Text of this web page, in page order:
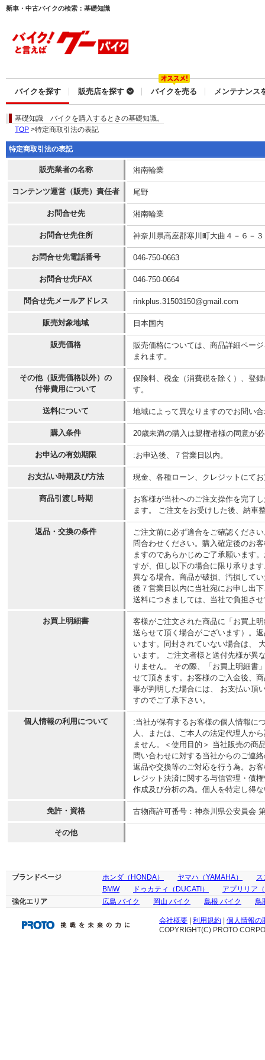
新車・中古バイクの検索：基礎知識
バイクを探す 販売店を探す バイクを売る メンテナンス
基礎知識 バイクを購入するときの基礎知識。
TOP >特定商取引法の表記
特定商取引法の表記
販売業者の名称 湘南輪業
コンテンツ運営（販売）責任者 尾野
お問合せ先 湘南輪業
お問合せ先住所 神奈川県高座郡寒川町大曲４－６－３
お問合せ先電話番号 046-750-0663
お問合せ先FAX 046-750-0664
問合せ先メールアドレス rinkplus.31503150@gmail.com
販売対象地域 日本国内
販売価格
販売価格については、商品詳細ペー
まれます。
その他（販売価格以外）の
付帯費用について
保険料、税金（消費税を除く）、登
す。
送料について 地域によって異なりますのでお問い
購入条件 20歳未満の購入は親権者様の同意が
お申込の有効期限 :お申込後、７営業日以内。
お支払い時期及び方法 現金、各種ローン、クレジットにて
商品引渡し時期
お客様が当社へのご注文操作を完了
ます。 ご注文をお受けした後、納車
返品・交換の条件
ご注文前に必ず適合をご確認くださ
問合わせください。購入確定後のお
ますのであらかじめご了承願います
すが、但し以下の場合に限り承りま
異なる場合。商品が破損、汚損して
後７営業日以内に当社宛にお申し出
送料につきましては、当社で負担さ
お買上明細書
客様がご注文された商品に「お買上
送らせて頂く場合がございます）。
います。同封されていない場合は、
います。 ご注文者様と送付先様が異
りません。 その際、「お買上明細書
せて頂きます。お客様のご入金後、
事が判明した場合には、 お支払い頂
すのでご了承下さい。
個人情報の利用について
:当社が保有するお客様の個人情報に
人、または、ご本人の法定代理人か
ません。＜使用目的＞ 当社販売の商
問い合わせに対する当社からのご連
返品や交換等のご対応を行う為。お
レジット決済に関する与信管理・債
作成及び分析の為。個人を特定し得
免許・資格 古物商許可番号：神奈川県公安員会
その他
ブランドページ ホンダ（HONDA） ヤマハ（YAMAHA）
ス
BMW
ドゥカティ（DUCATI）
アプリリア
強化エリア
広島 バイク 岡山 バイク 島根 バイク 鳥
会社概要 利用規約
個人情報の
COPYRIGHT(C) PROTO